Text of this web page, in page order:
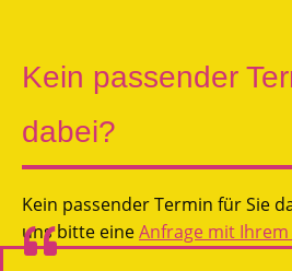
Kein passender
dabei?
Kein passender Termin für Sie
uns bitte eineAnfrage mit